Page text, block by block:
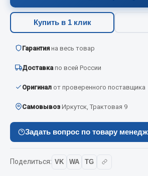
Аптечки и знаки автомобильные
Брызговики
Вентиляторы кабины
Вымпела
Показать ещё
Весь раздел
Смазочные материалы
Масла
Охладжающие жидкости
Купить в 1 клик
Гарантия на весь товар
Доставка по всей России
Оригинал от проверенного поставщика
Самовывоз Иркутск, Трактовая 9
Задать вопрос по товару
Поделиться: VK WA TG